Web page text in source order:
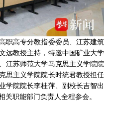
职高专分教指委委员、江苏建筑
远教授主持，特邀中国矿业大学
江苏师范大学马克思主义学院院
思主义学院院长时统君教授担任
学院院长李桂萍、副校长吉智出
关职能部门负责人全程参会。